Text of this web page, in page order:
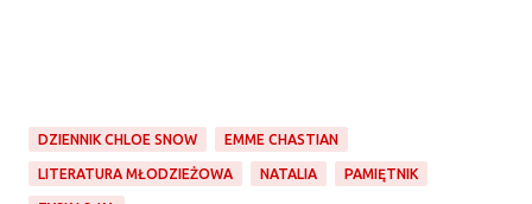
DZIENNIK CHLOE SNOW EMME CHASTIAN
LITERATURA MŁODZIEŻOWA NATALIA PAMIĘTNIK